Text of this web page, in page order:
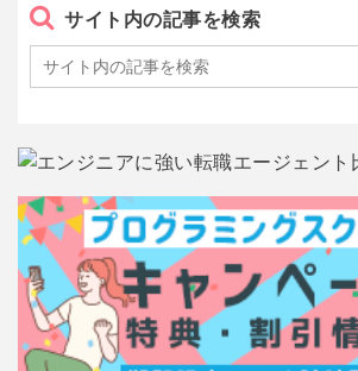
サイト内の記事を検索